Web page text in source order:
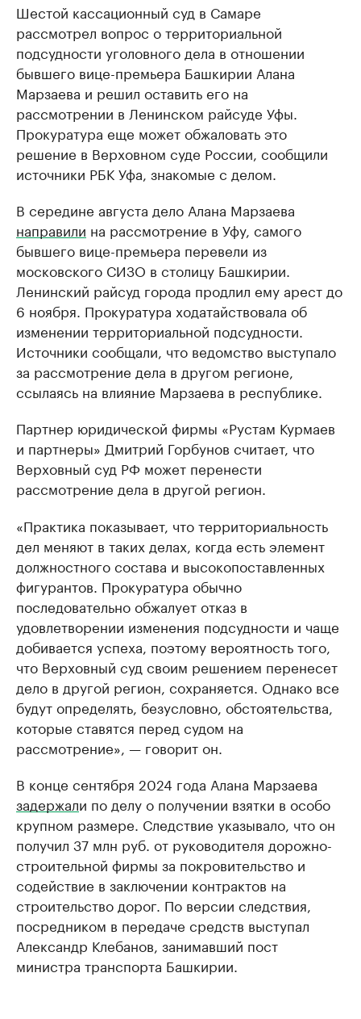
Шестой кассационный суд в Самаре
рассмотрел вопрос о территориальной
подсудности уголовного дела в отношении
бывшего вице-премьера Башкирии Алана
Марзаева и решил оставить его на
рассмотрении в Ленинском райсуде Уфы.
Прокуратура еще может обжаловать это
решение в Верховном суде России, сообщили
источники РБК Уфа, знакомые с делом.
В середине августа дело Алана Марзаева
направили на рассмотрение в Уфу, самого
бывшего вице-премьера перевели из
московского СИЗО в столицу Башкирии.
Ленинский райсуд города продлил ему арест до
6 ноября. Прокуратура ходатайствовала об
изменении территориальной подсудности.
Источники сообщали, что ведомство выступало
за рассмотрение дела в другом регионе,
ссылаясь на влияние Марзаева в республике.
Партнер юридической фирмы «Рустам Курмаев
и партнеры» Дмитрий Горбунов считает, что
Верховный суд РФ может перенести
рассмотрение дела в другой регион.
«Практика показывает, что территориальность
дел меняют в таких делах, когда есть элемент
должностного состава и высокопоставленных
фигурантов. Прокуратура обычно
последовательно обжалует отказ в
удовлетворении изменения подсудности и чаще
добивается успеха, поэтому вероятность того,
что Верховный суд своим решением перенесет
дело в другой регион, сохраняется. Однако все
будут определять, безусловно, обстоятельства,
которые ставятся перед судом на
рассмотрение», — говорит он.
В конце сентября 2024 года Алана Марзаева
задержали по делу о получении взятки в особо
крупном размере. Следствие указывало, что он
получил 37 млн руб. от руководителя дорожно-
строительной фирмы за покровительство и
содействие в заключении контрактов на
строительство дорог. По версии следствия,
посредником в передаче средств выступал
Александр Клебанов, занимавший пост
министра транспорта Башкирии.